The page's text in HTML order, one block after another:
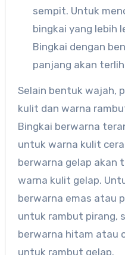
sempit. Untuk
bingkai yang lebih
Bingkai dengan
panjang akan
Selain bentuk wajah,
kulit dan warna
Bingkai berwarna
untuk warna kulit
berwarna gelap akan
warna kulit gelap.
berwarna emas atau
untuk rambut pirang,
berwarna hitam atau
untuk rambut gelap.